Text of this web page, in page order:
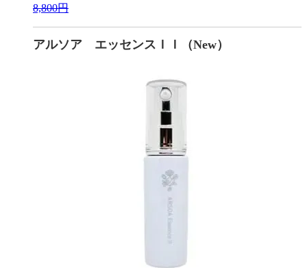
8,800円
アルソア エッセンスＩＩ（New）